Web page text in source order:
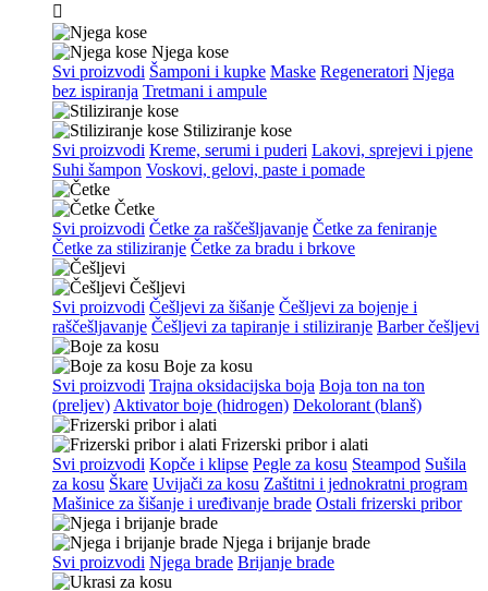

Njega kose
Svi proizvodi Šamponi i kupke Maske Regeneratori Njega
bez ispiranja Tretmani i ampule
Stiliziranje kose
Svi proizvodi Kreme, serumi i puderi Lakovi, sprejevi i pjene
Suhi šampon Voskovi, gelovi, paste i pomade
Četke
Svi proizvodi Četke za raščešljavanje Četke za feniranje
Četke za stiliziranje Četke za bradu i brkove
Češljevi
Svi proizvodi Češljevi za šišanje Češljevi za bojenje i
raščešljavanje Češljevi za tapiranje i stiliziranje Barber češljevi
Boje za kosu
Svi proizvodi Trajna oksidacijska boja Boja ton na ton
(preljev) Aktivator boje (hidrogen) Dekolorant (blanš)
Frizerski pribor i alati
Svi proizvodi Kopče i klipse Pegle za kosu Steampod Sušila
za kosu Škare Uvijači za kosu Zaštitni i jednokratni program
Mašinice za šišanje i uređivanje brade Ostali frizerski pribor
Njega i brijanje brade
Svi proizvodi Njega brade Brijanje brade